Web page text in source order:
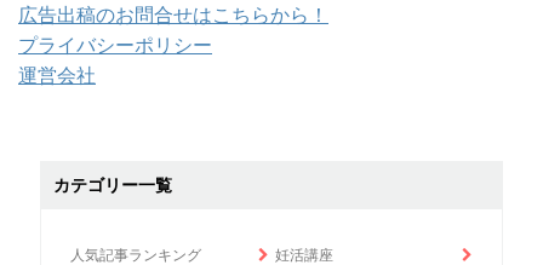
広告出稿のお問合せはこちらから！
プライバシーポリシー
運営会社
カテゴリー一覧
人気記事ランキング 妊活講座